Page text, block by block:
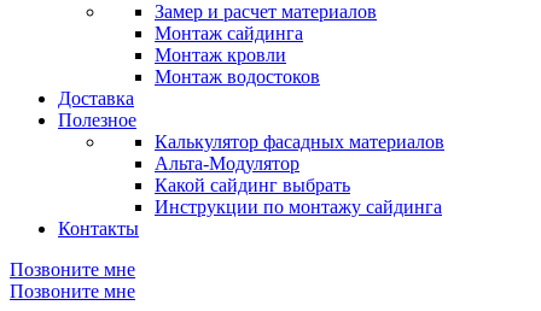
Замер и расчет материалов
Монтаж сайдинга
Монтаж кровли
Монтаж водостоков
Доставка
Полезное
Калькулятор фасадных материалов
Альта-Модулятор
Какой сайдинг выбрать
Инструкции по монтажу сайдинга
Контакты
Позвоните мне
Позвоните мне